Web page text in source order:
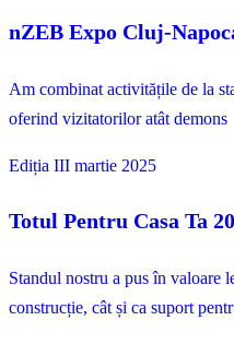
nZEB Expo Cluj-
Am combinat activitățile de la
oferind vizitatorilor atât demons
Ediția III martie 2025
Totul Pentru Casa Ta
Standul nostru a pus în valoare
construcție, cât și ca suport